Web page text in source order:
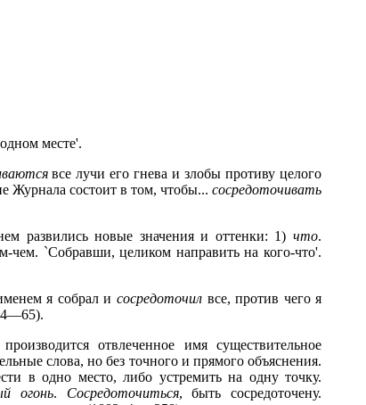
месте'.
все лучи его гнева и злобы противу целого
Журнала состоит в том, чтобы... сосредоточивать
развились новые значения и оттенки: 1)что.
чем. `Собравши, целиком направить на кого-что'.
я собрал и сосредоточил все, против чего я
отвлеченное имя существительное
слова, но без точного и прямого объяснения.
в одно место, либо устремить на одну точку.
огонь. Сосредоточиться, быть сосредоточену.